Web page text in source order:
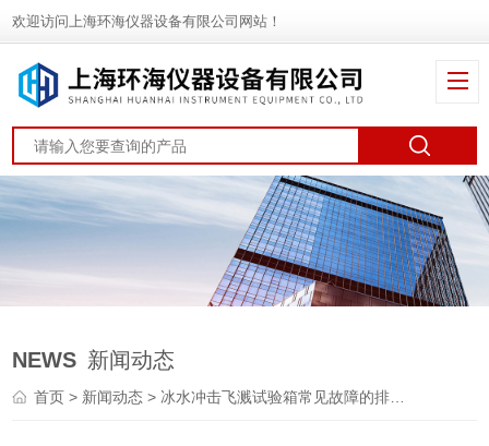
欢迎访问上海环海仪器设备有限公司网站！
NEWS 新闻动态
首页 > 新闻动态 > 冰水冲击飞溅试验箱常见故障的排除技巧